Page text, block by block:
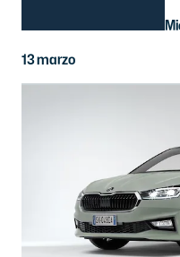
13 marzo